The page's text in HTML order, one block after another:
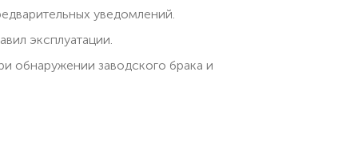
уведомлений.
эксплуатации.
обнаружении заводского брака и